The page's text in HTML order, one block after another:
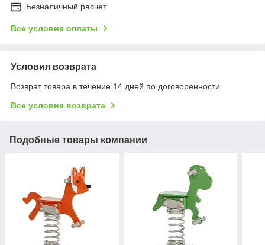
Безналичный расчет
Все условия оплаты
Условия возврата
Возврат товара в течение 14 дней по договоренности
Все условия возврата
Подобные товары компании